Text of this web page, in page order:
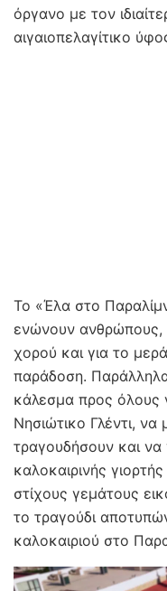
όργανο με τον
αιγαιοπελαγίτικο
Το «Έλα στο
ενώνουν ανθρώπους,
χορού και για το
παράδοση.
κάλεσμα προς όλους
Νησιώτικο Γλέντι,
τραγουδήσουν και να
καλοκαιρινής
στίχους γεμάτους
το τραγούδι
καλοκαιριού στο